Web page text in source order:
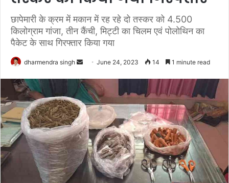
छापेमारी के क्रम में मकान में रह रहे दो तस्कर को 4.500
किलोग्राम गांजा, तीन कैंची, मिट्टी का चिलम एवं पोलोथिन का
पैकेट के साथ गिरफ्तार किया गया
dharmendra singh
Send
email
June 24, 2023 14 1 minute read